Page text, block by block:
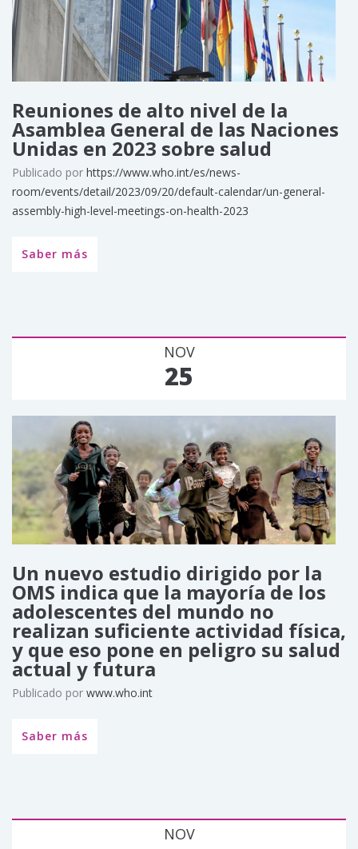
Reuniones de alto nivel de la
Asamblea General de las Naciones
Unidas en 2023 sobre salud
Publicado por https://www.who.int/es/news-
room/events/detail/2023/09/20/default-calendar/un-general-
assembly-high-level-meetings-on-health-2023
Saber más
NOV
25
Un nuevo estudio dirigido por la
OMS indica que la mayoría de los
adolescentes del mundo no
realizan suficiente actividad física,
y que eso pone en peligro su salud
actual y futura
Publicado por www.who.int
Saber más
NOV